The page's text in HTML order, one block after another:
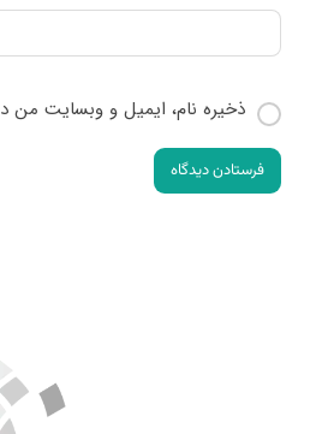
ذخیره نام، ایمیل و وبسایت من
فرستادن دیدگاه